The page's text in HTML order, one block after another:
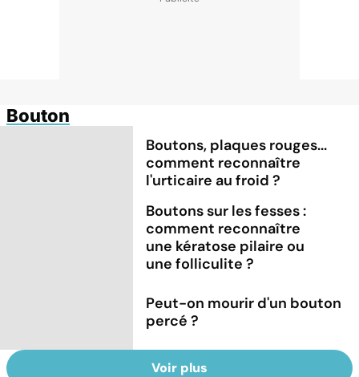
Bouton
Boutons, plaques rouges...
comment reconnaître
l'urticaire au froid ?
Boutons sur les fesses :
comment reconnaître
une kératose pilaire ou
une folliculite ?
Peut-on mourir d'un bouton
percé ?
Voir plus